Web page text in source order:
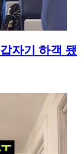
자기 하객 됐